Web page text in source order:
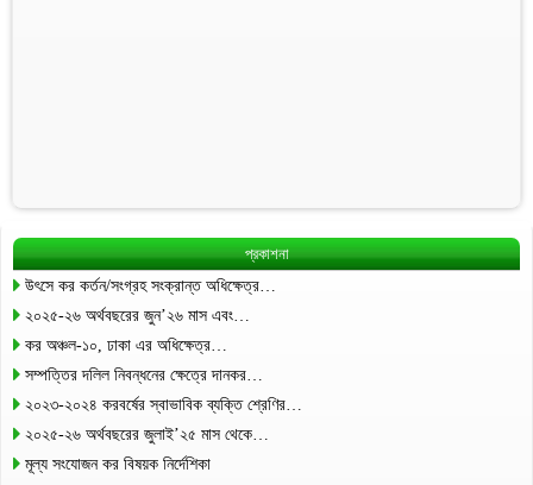
প্রকাশনা
উৎসে কর কর্তন/সংগ্রহ সংক্রান্ত অধিক্ষেত্র…
২০২৫-২৬ অর্থবছরের জুন’২৬ মাস এবং…
কর অঞ্চল-১০, ঢাকা এর অধিক্ষেত্র…
সম্পত্তির দলিল নিবন্ধনের ক্ষেত্রে দানকর…
২০২৩-২০২৪ করবর্ষের স্বাভাবিক ব্যক্তি শ্রেণির…
২০২৫-২৬ অর্থবছরের জুলাই’২৫ মাস থেকে…
মূল্য সংযোজন কর বিষয়ক নির্দেশিকা